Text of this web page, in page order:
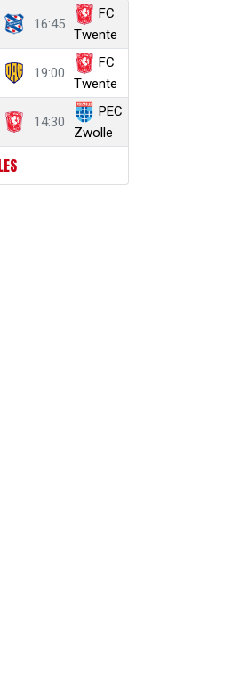
16:45
FC
Twente
19:00
FC
Twente
14:30
PEC
Zwolle